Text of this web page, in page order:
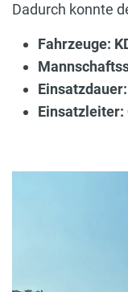
Dadurch konnte
Fahrzeuge:
Einsatzleiter: